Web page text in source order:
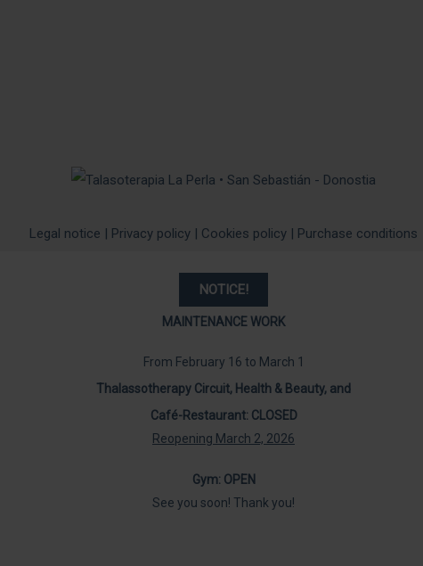
Legal notice Privacy policy Cookies policy Purchase conditions
NOTICE!
MAINTENANCE WORK
From February 16 to March 1
Thalassotherapy Circuit, Health & Beauty, and
Café-Restaurant: CLOSED
Reopening March 2, 2026
Gym: OPEN
See you soon! Thank you!